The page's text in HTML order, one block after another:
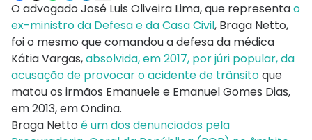
O advogado José Luis Oliveira Lima, que representao
ex-ministro da Defesa e da Casa Civil, Braga Netto,
foi o mesmo que comandou a defesa da médica
Kátia Vargas,absolvida, em 2017, por júri popular, da
acusação de provocar o acidente de trânsitoque
matou os irmãos Emanuele e Emanuel Gomes Dias,
em 2013, em Ondina.
Braga Netto é um dos denunciados pela